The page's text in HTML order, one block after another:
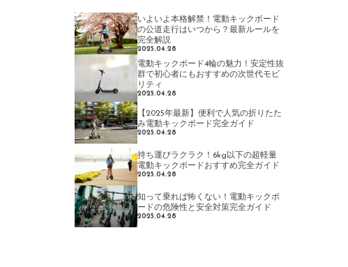
いよいよ本格解禁！電動キックボード
の公道走行はいつから？最新ルールを
完全解説
2025.04.28
電動キックボード4輪の魅力！安定性抜
群で初心者にもおすすめの次世代モビ
リティ
2025.04.28
【2025年最新】便利で人気の折りたた
み電動キックボード完全ガイド
2025.04.28
持ち運びラクラク！6kg以下の超軽量
電動キックボードおすすめ完全ガイド
2025.04.28
知って乗れば怖くない！電動キックボ
ードの危険性と安全対策完全ガイド
2025.04.28